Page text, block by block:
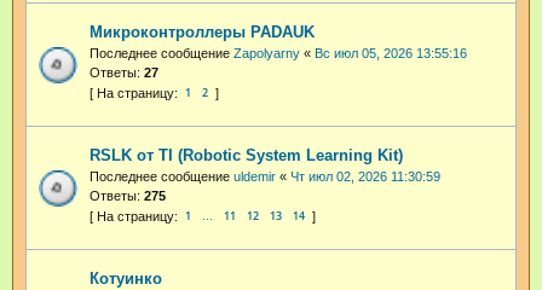
Микроконтроллеры PADAUK
Последнее сообщение Zapolyarny « Вс июл 05, 2026 13:55:16
Ответы: 27
1 2
RSLK от TI (Robotic System Learning Kit)
Последнее сообщение uldemir « Чт июл 02, 2026 11:30:59
Ответы: 275
1 … 11 12 13 14
Котуинко